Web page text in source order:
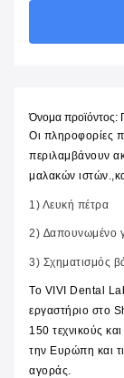
Όνομα προϊόντος:
Οι πληροφορίες
περιλαμβάνουν
μαλακών
1) Λευκή πέτρα
2) ∆απουνωμένο
3) Σχηματισμός
Το VIVI Dental
εργαστήριο στο
150 τεχνικούς
την Ευρώπη και
αγοράς.